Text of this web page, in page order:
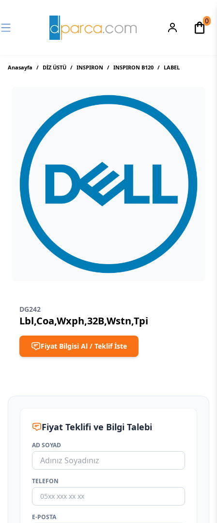
0
Anasayfa / DİZ ÜSTÜ / INSPIRON / INSPIRON B120 / LABEL
DG242
Lbl,Coa,Wxph,32B,Wstn,Tpi
Fiyat Bilgisi Al / Teklif İste
Fiyat Teklifi ve Bilgi Talebi
AD SOYAD
TELEFON
E-POSTA